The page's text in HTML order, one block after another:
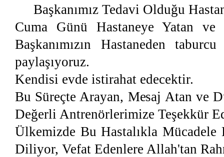
Başkanımız Tedavi Olduğu
Cuma Günü Hastaneye Yatan
Başkanımızın Hastaneden
paylaşıyoruz.
Kendisi evde istirahat edecektir.
Bu Süreçte Arayan, Mesaj Atan ve
Değerli Antrenörlerimize Teşekkür
Ülkemizde Bu Hastalıkla
Diliyor, Vefat Edenlere Allah'tan